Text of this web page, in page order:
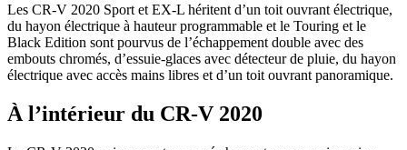
Les CR-V 2020 Sport et EX-L héritent d’un toit ouvrant électrique,
du hayon électrique à hauteur programmable et le Touring et le
Black Edition sont pourvus de l’échappement double avec des
embouts chromés, d’essuie-glaces avec détecteur de pluie, du hayon
électrique avec accès mains libres et d’un toit ouvrant panoramique.
À l’intérieur du CR-V 2020